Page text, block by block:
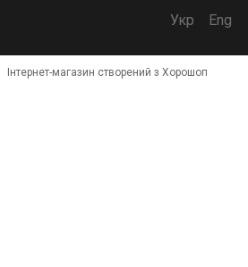
Укр Eng
Інтернет-магазин створений з Хорошоп